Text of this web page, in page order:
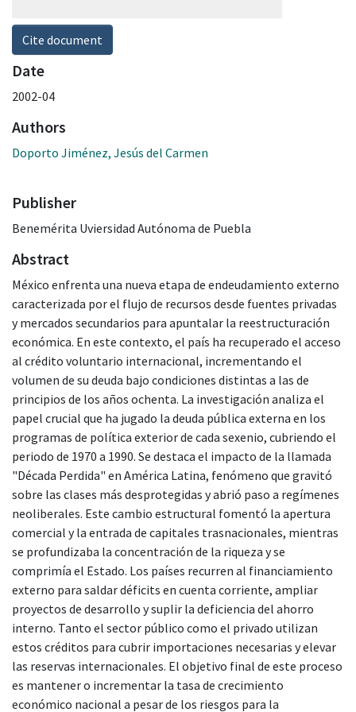
Cite document
Date
2002-04
Authors
Doporto Jiménez, Jesús del Carmen
Publisher
Benemérita Uviersidad Autónoma de Puebla
Abstract
México enfrenta una nueva etapa de endeudamiento externo
caracterizada por el flujo de recursos desde fuentes privadas
y mercados secundarios para apuntalar la reestructuración
económica. En este contexto, el país ha recuperado el acceso
al crédito voluntario internacional, incrementando el
volumen de su deuda bajo condiciones distintas a las de
principios de los años ochenta. La investigación analiza el
papel crucial que ha jugado la deuda pública externa en los
programas de política exterior de cada sexenio, cubriendo el
periodo de 1970 a 1990. Se destaca el impacto de la llamada
"Década Perdida" en América Latina, fenómeno que gravitó
sobre las clases más desprotegidas y abrió paso a regímenes
neoliberales. Este cambio estructural fomentó la apertura
comercial y la entrada de capitales trasnacionales, mientras
se profundizaba la concentración de la riqueza y se
comprimía el Estado. Los países recurren al financiamiento
externo para saldar déficits en cuenta corriente, ampliar
proyectos de desarrollo y suplir la deficiencia del ahorro
interno. Tanto el sector público como el privado utilizan
estos créditos para cubrir importaciones necesarias y elevar
las reservas internacionales. El objetivo final de este proceso
es mantener o incrementar la tasa de crecimiento
económico nacional a pesar de los riesgos para la